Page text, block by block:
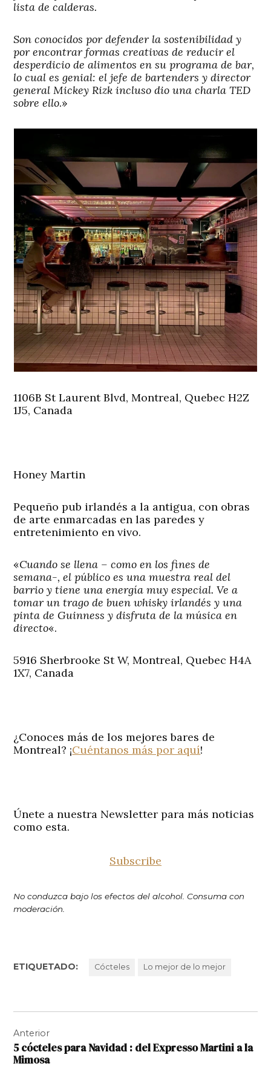
lista de calderas.
Son conocidos por defender la sostenibilidad y
por encontrar formas creativas de reducir el
desperdicio de alimentos en su programa de bar,
lo cual es genial: el jefe de bartenders y director
general Mickey Rizk incluso dio una charla TED
sobre ello.»
1106B St Laurent Blvd, Montreal, Quebec H2Z
1J5, Canada
Honey Martin
Pequeño pub irlandés a la antigua, con obras
de arte enmarcadas en las paredes y
entretenimiento en vivo.
«Cuando se llena – como en los fines de
semana-, el público es una muestra real del
barrio y tiene una energía muy especial. Ve a
tomar un trago de buen whisky irlandés y una
pinta de Guinness y disfruta de la música en
directo«.
5916 Sherbrooke St W, Montreal, Quebec H4A
1X7, Canada
¿Conoces más de los mejores bares de
Montreal? ¡Cuéntanos más por aquí!
Únete a nuestra Newsletter para más noticias
como esta.
Subscribe
No conduzca bajo los efectos del alcohol. Consuma con
moderación.
ETIQUETADO: Cócteles Lo mejor de lo mejor
de
entradas
Anterior
5 cócteles para Navidad : del Expresso Martini a la
Mimosa